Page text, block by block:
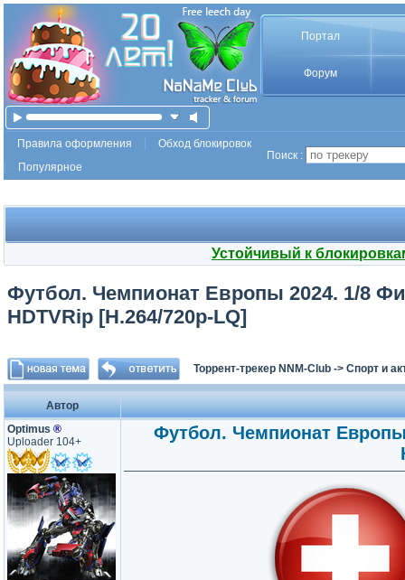
Портал
Форум
Правила оформления
Обход блокировок
Популярное
Поиск :
Устойчивый к
Футбол. Чемпионат Европы 2024. 1/8
HDTVRip [H.264/720p-LQ]
Торрент-трекер NNM-Club -> Спорт и
Автор
Optimus ®
Uploader 104+
Футбол. Чемпионат